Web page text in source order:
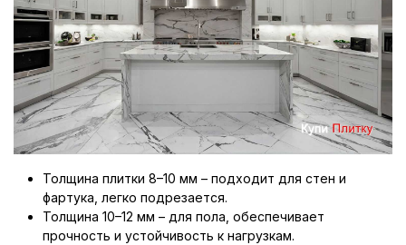
Толщина плитки 8–10 мм – подходит для стен и
фартука, легко подрезается.
Толщина 10–12 мм – для пола, обеспечивает
прочность и устойчивость к нагрузкам.